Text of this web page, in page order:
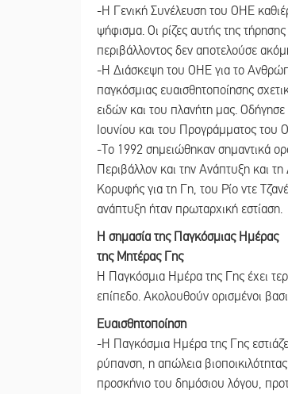
-Η Γενική Συνέλευση του ΟΗΕ
ψήφισμα. Οι ρίζες αυτής της
περιβάλλοντος δεν αποτελούσε
-Η Διάσκεψη του ΟΗΕ για το
παγκόσμιας ευαισθητοποίησης
ειδών και του πλανήτη μας.
Ιουνίου και του Προγράμματος του
-Το 1992 σημειώθηκαν σημαντικά
Περιβάλλον και την Ανάπτυξη και
Κορυφής για τη Γη, του Ρίο ντε
ανάπτυξη ήταν πρωταρχική εστίαση.
Η σημασία της Παγκόσμιας Ημέρας
της Μητέρας Γης
Η Παγκόσμια Ημέρα της Γης έχει
επίπεδο. Ακολουθούν ορισμένοι
Ευαισθητοποίηση
-Η Παγκόσμια Ημέρα της Γης
ρύπανση, η απώλεια
προσκήνιο του δημόσιου λόγου,